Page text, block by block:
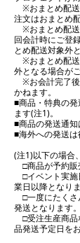
※おまとめ配送
注文はおまとめ
※おまとめ配送
回会計時にご登
とめ配送対象外
※おまとめ配送
外となる場合が
※お会計完了後
かねます。
■商品・特典の
ます(注1)。
■商品の発送通知
■海外への発送は
(注1)以下の場合
□商品が予約販
□イベント実施
業日以降となり
□一度にたくさ
発送となります。
□受注生産商品
品発送予定日を